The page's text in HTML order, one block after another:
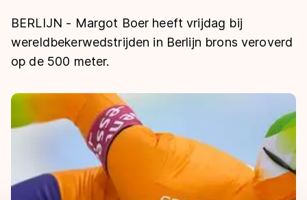
Langebaan
Shorttrack
Schoonrijden
Uitslagen
Langebaan
Inlineskaten
Kunstschaatsen
Tijden & historie
Ranglijsten Langebaan
Persoonlijke records & tijden
Historie & statistiek
De weg op
Inschrijven wedstrijden
Algemene Nederlandse Schaatstijd
Deze zomer de weg op
Schaatsfans
Alles voor jou als schaatsfan
BERLIJN - Margot Boer heeft vrijdag bij
wereldbekerwedstrijden in Berlijn brons veroverd
op de 500 meter.